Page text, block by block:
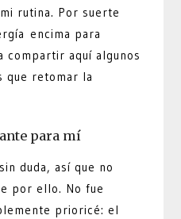
rutina. Por suerte
encima para
compartir aquí algunos
que retomar la
para mí
duda, así que no
por ello. No fue
prioricé: el